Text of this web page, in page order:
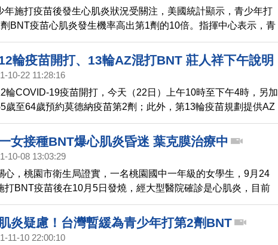
年施打疫苗後發生心肌炎狀況受關注，美國統計顯示，青少年打
BNT疫苗心肌炎發生機率高出第1劑的10倍。指揮中心表示，青
是否接種第2劑，將由專家評估。
輪疫苗開打、13輪AZ混打BNT 莊人祥下午說明
10-22 11:28:16
輪COVID-19疫苗開打，今天（22日）上午10時至下午4時，另加
歲至64歲預約莫德納疫苗第2劑；此外，第13輪疫苗規劃提供AZ
BNT疫苗，指揮中心發言人莊人祥下午說明最新情況。
女接種BNT爆心肌炎昏迷 葉克膜治療中
10-08 13:03:29
心，桃園市衛生局證實，一名桃園國中一年級的女學生，9月24
打BNT疫苗後在10月5日發燒，經大型醫院確診是心肌炎，目前
昏迷中、以葉克膜救治；桃園市長鄭文燦表示，這應該是屬於嚴
作用，將前往關心。而根據美國數據顯示，施打BNT的12歲到15
孩，每百萬人有162.2例出現心肌炎，以年輕男性更為顯著，專家
炎疑慮！台灣暫緩為青少年打第2劑BNT
11-10 22:00:10